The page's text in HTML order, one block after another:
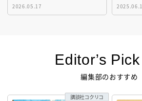
2026.05.17
Editor’s
編集部のおすすめ
講談社コクリコ